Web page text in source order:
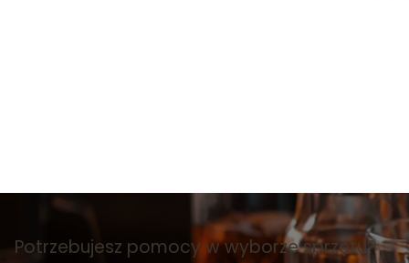
Potrzebujesz pomocy w wyborze sprzętu?